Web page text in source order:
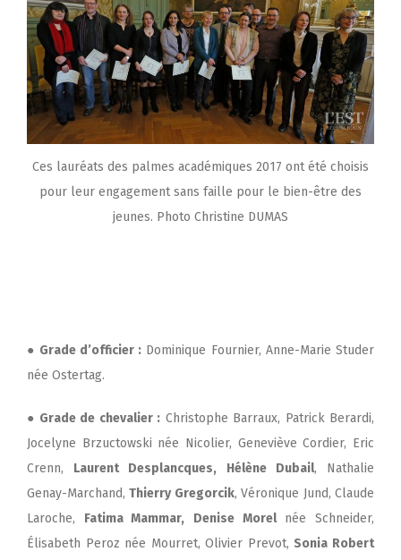
Ces lauréats des palmes académiques 2017 ont été choisis
pour leur engagement sans faille pour le bien-être des
jeunes. Photo Christine DUMAS
● Grade d’officier : Dominique Fournier, Anne-Marie Studer
née Ostertag.
● Grade de chevalier : Christophe Barraux, Patrick Berardi,
Jocelyne Brzuctowski née Nicolier, Geneviève Cordier, Eric
Crenn, Laurent Desplancques, Hélène Dubail, Nathalie
Genay-Marchand,Thierry Gregorcik, Véronique Jund, Claude
Laroche, Fatima Mammar, Denise Morelnée Schneider,
Élisabeth Peroz née Mourret, Olivier Prevot, Sonia Robert